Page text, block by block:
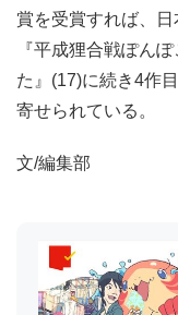
賞を受賞すれば、日
『平成狸合戦ぽん
た』(17)に続き4作
寄せられている。
文/編集部